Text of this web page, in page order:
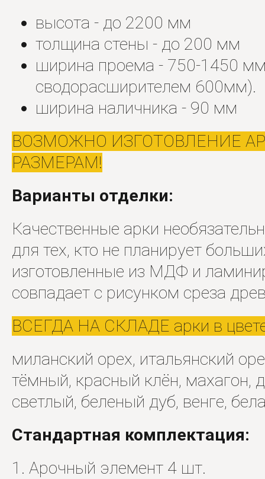
высота - до 2200 мм
толщина стены - до 200 мм
ширина проема - 750-1450
сводорасширителем 600мм).
ширина наличника - 90 мм
ВОЗМОЖНО ИЗГОТОВЛЕНИЕ
РАЗМЕРАМ!
Варианты отделки:
Качественные арки
для тех, кто не планирует
изготовленные из МДФ и
совпадает с рисунком среза
ВСЕГДА НА СКЛАДЕ арки в
миланский орех, итальянский
тёмный, красный клён, махагон,
светлый, беленый дуб, венге,
Стандартная комплектация:
1. Арочный элемент 4 шт.